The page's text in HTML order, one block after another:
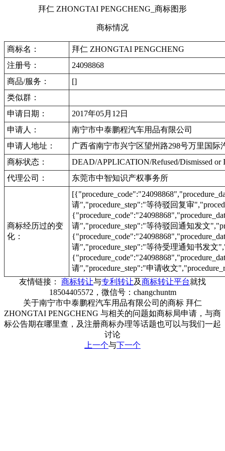
拜仁 ZHONGTAI PENGCHENG_商标图形
商标情况
商标名：
拜仁 ZHONGTAI PENGCHENG
注册号：
24098868
商品/服务：
[]
类似群：
申请日期：
2017年05月12日
申请人：
南宁市中泰鹏程汽车用品有限公司
申请人地址：
广西省南宁市兴宁区望州路298号万里国际
商标状态：
DEAD/APPLICATION/Refused/Dismissed
代理公司：
东莞市中智知识产权事务所
商标经历过的变
化：
请","procedure_step":"等待驳回复审
请","procedure_step":"等待驳回通知发文
请","procedure_step":"等待受理通知书发文
请","procedure_step":"申请收文
友情链接： 商标转让与专利转让及商标转让平台就找
18504405572，微信号：changchuntm
关于南宁市中泰鹏程汽车用品有限公司的商标 拜仁
ZHONGTAI PENGCHENG 与相关的问题如商标局申请，与商
标公告期在哪里查，及注册商标办理等话题也可以与我们一起
讨论
上一个与下一个